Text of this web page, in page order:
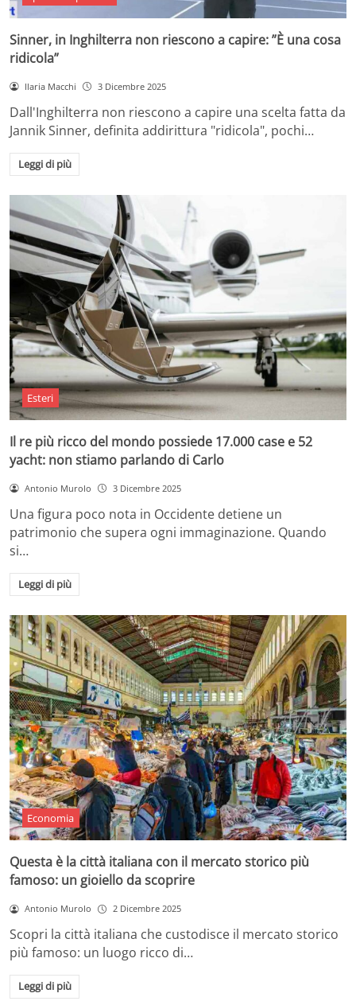
Sinner, in Inghilterra non riescono a capire: ”È una cosa
ridicola”
Ilaria Macchi 3 Dicembre 2025
Dall'Inghilterra non riescono a capire una scelta fatta da
Jannik Sinner, definita addirittura "ridicola", pochi…
Leggi di più
Esteri
Il re più ricco del mondo possiede 17.000 case e 52
yacht: non stiamo parlando di Carlo
Antonio Murolo 3 Dicembre 2025
Una figura poco nota in Occidente detiene un
patrimonio che supera ogni immaginazione. Quando
si…
Leggi di più
Economia
Questa è la città italiana con il mercato storico più
famoso: un gioiello da scoprire
Antonio Murolo 2 Dicembre 2025
Scopri la città italiana che custodisce il mercato storico
più famoso: un luogo ricco di…
Leggi di più